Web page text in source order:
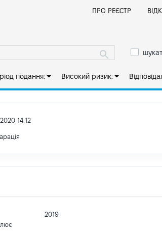
ПРО РЕЄСТР
подання: Високий ризик:
14:12
2019